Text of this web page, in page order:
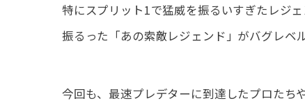
特にスプリット1で猛威を振るいすぎたレジ
振るった「あの索敵レジェンド」がバグレベ
今回も、最速プレデターに到達したプロたち